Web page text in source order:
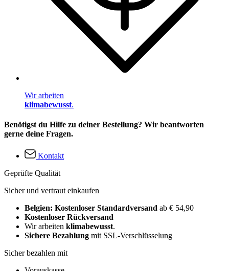
Wir arbeiten
klimabewusst.
Benötigst du Hilfe zu deiner Bestellung? Wir beantworten
gerne deine Fragen.
Kontakt
Geprüfte Qualität
Sicher und vertraut einkaufen
Belgien: Kostenloser Standardversand ab € 54,90
Kostenloser Rückversand
Wir arbeiten klimabewusst.
Sichere Bezahlung mit SSL-Verschlüsselung
Sicher bezahlen mit